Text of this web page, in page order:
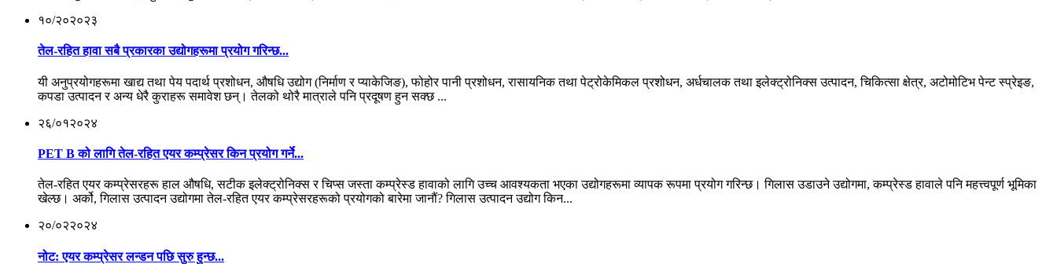
१०/२०२०२३
तेल-रहित हावा सबै प्रकारका उद्योगहरूमा प्रयोग गरिन्छ...
यी अनुप्रयोगहरूमा खाद्य तथा पेय पदार्थ प्रशोधन, औषधि उद्योग (निर्माण र प्याकेजिङ), फोहोर पानी प्रशोधन, रासायनिक तथा पेट्रोकेमिकल प्रशोधन, अर्धचालक तथा इलेक्ट्रोनिक्स उत्पादन, चिकित्सा क्षेत्र, अटोमोटिभ पेन्ट स्प्रेइङ,
कपडा उत्पादन र अन्य धेरै कुराहरू समावेश छन्। तेलको थोरै मात्राले पनि प्रदूषण हुन सक्छ ...
२६/०१२०२४
PET B को लागि तेल-रहित एयर कम्प्रेसर किन प्रयोग गर्ने...
तेल-रहित एयर कम्प्रेसरहरू हाल औषधि, सटीक इलेक्ट्रोनिक्स र चिप्स जस्ता कम्प्रेस्ड हावाको लागि उच्च आवश्यकता भएका उद्योगहरूमा व्यापक रूपमा प्रयोग गरिन्छ। गिलास उडाउने उद्योगमा, कम्प्रेस्ड हावाले पनि महत्त्वपूर्ण भूमिका
खेल्छ। अर्को, गिलास उत्पादन उद्योगमा तेल-रहित एयर कम्प्रेसरहरूको प्रयोगको बारेमा जानौं? गिलास उत्पादन उद्योग किन...
२०/०२२०२४
नोट: एयर कम्प्रेसर लन्डन पछि सुरु हुन्छ...